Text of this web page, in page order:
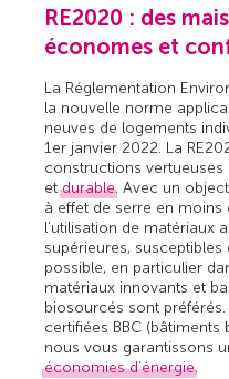
RE2020 : des
économes et
La Réglementation
la nouvelle norme
neuves de logements
1er janvier 2022. La
constructions
etdurable. Avec un
à effet de serre en moins
l’utilisation de matériaux
supérieures,
possible, en particulier
matériaux innovants et
biosourcés sont
certifiées BBC
nous vous garantissons
économies d’énergie.